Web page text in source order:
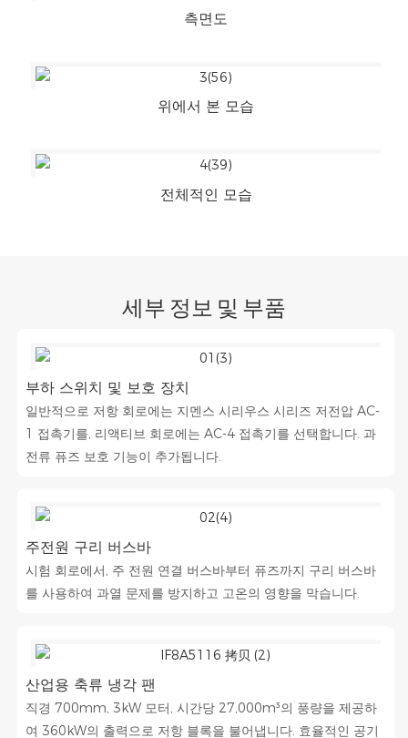
측면도
위에서 본 모습
전체적인 모습
세부 정보 및 부품
부하 스위치 및 보호 장치
일반적으로 저항 회로에는 지멘스 시리우스 시리즈 저전압 AC-
1 접촉기를, 리액티브 회로에는 AC-4 접촉기를 선택합니다. 과
전류 퓨즈 보호 기능이 추가됩니다.
주전원 구리 버스바
시험 회로에서, 주 전원 연결 버스바부터 퓨즈까지 구리 버스바
를 사용하여 과열 문제를 방지하고 고온의 영향을 막습니다.
산업용 축류 냉각 팬
직경 700mm, 3kW 모터, 시간당 27,000m³의 풍량을 제공하
여 360kW의 출력으로 저항 블록을 불어냅니다. 효율적인 공기